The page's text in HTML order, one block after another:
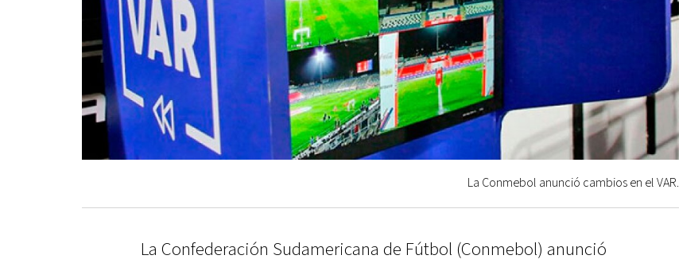
La Conmebol anunció cambios en el VAR.
La Confederación Sudamericana de Fútbol (Conmebol) anunció